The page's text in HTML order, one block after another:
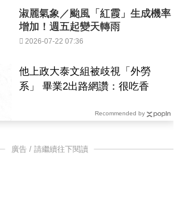
淑麗氣象／颱風「紅霞」生成機率
增加！週五起變天轉雨
2026-07-22 07:36
他上政大泰文組被歧視「外勞
系」 畢業2出路網讚：很吃香
Recommended by
廣告 / 請繼續往下閱讀